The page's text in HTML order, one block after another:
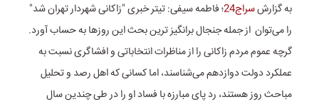
به گزارشسراج24
؛ فاطمه سیفی: تیتر خبری "زاکانی شهردار تهران شد"
را می‌توان از جمله جنجال برانگیز ترین بحث این روزها به حساب آورد.
گرچه عموم مردم زاکانی را از مناظرات انتخاباتی و افشاگری نسبت به
عملکرد دولت دوازدهم می‌شناسند، اما کسانی که اهل رصد و تحلیل
مباحث روز هستند، رد پای مبارزه با فساد او را در طی چندین سال